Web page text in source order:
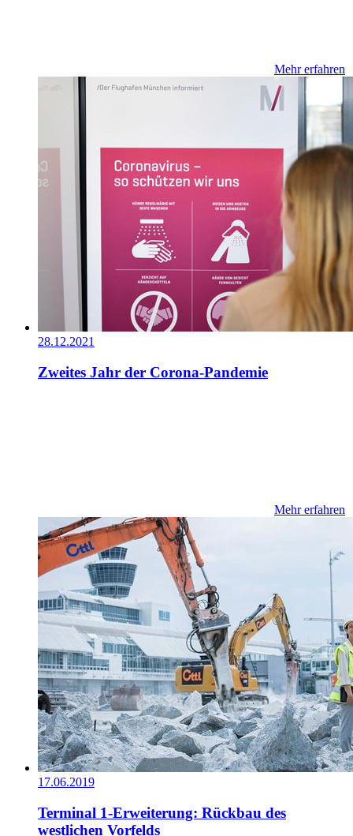
Mehr erfahren
28.12.2021
Zweites Jahr der Corona-Pandemie
Mehr erfahren
17.06.2019
Terminal 1-Erweiterung: Rückbau des
westlichen Vorfelds